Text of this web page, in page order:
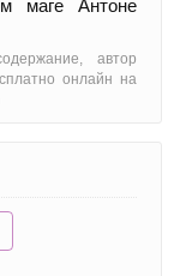
маге Антоне
автор
онлайн на